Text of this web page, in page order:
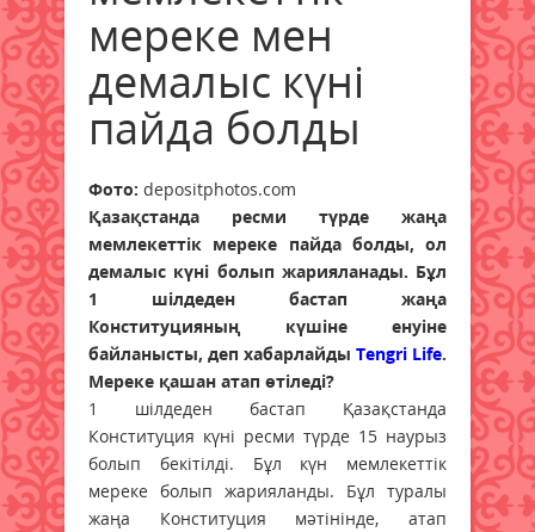
мереке мен
демалыс күні
пайда болды
Фото: depositphotos.com
Қазақстанда ресми түрде жаңа
мемлекеттік мереке пайда болды, ол
демалыс күні болып жарияланады. Бұл
1 шілдеден бастап жаңа
Конституцияның күшіне енуіне
байланысты, деп хабарлайды Tengri Life.
Мереке қашан атап өтіледі?
1 шілдеден бастап Қазақстанда
Конституция күні ресми түрде 15 наурыз
болып бекітілді. Бұл күн мемлекеттік
мереке болып жарияланды. Бұл туралы
жаңа Конституция мәтінінде, атап